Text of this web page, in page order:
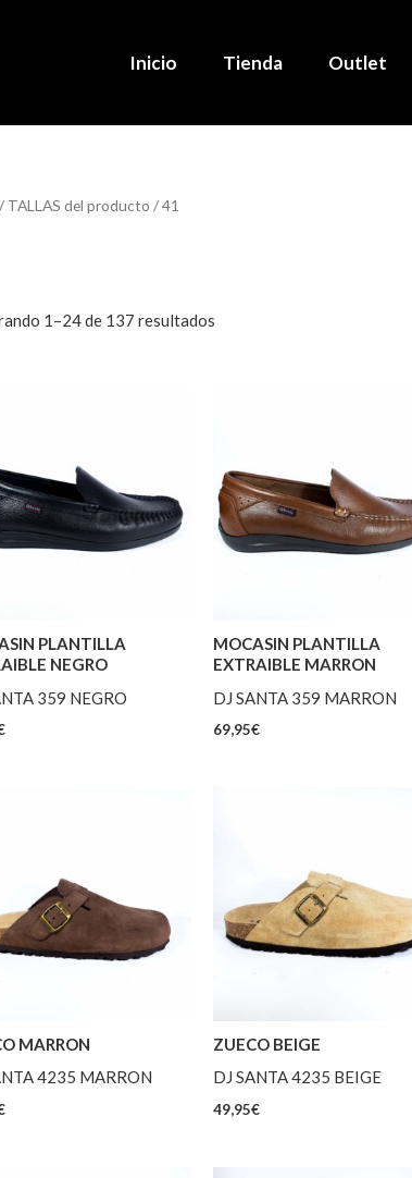
Inicio Tienda Outlet
/ TALLAS del producto / 41
1–24 de 137 resultados
PLANTILLA
NEGRO
359 NEGRO
MOCASIN PLANTILLA
EXTRAIBLE MARRON
DJ SANTA 359 MARRON
69,95€
MARRON
4235 MARRON
ZUECO BEIGE
DJ SANTA 4235 BEIGE
49,95€